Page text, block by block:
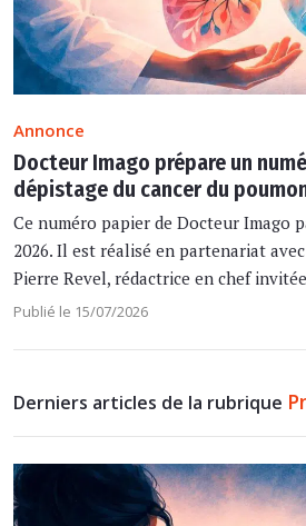
Annonce
Docteur Imago prépare un
dépistage du cancer du
Ce numéro papier de Docteur Imago
2026. Il est réalisé en partenariat
Pierre Revel, rédactrice en chef
Publié le 15/07/2026
Derniers articles de la rubrique